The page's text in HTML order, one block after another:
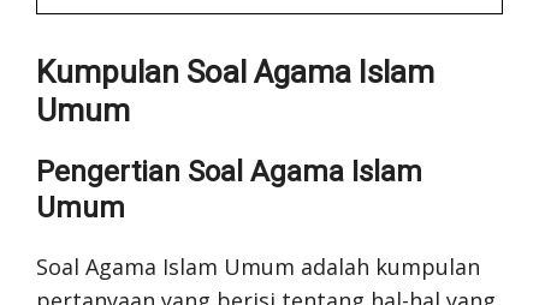
Kumpulan Soal Agama Islam
Umum
Pengertian Soal Agama Islam
Umum
Soal Agama Islam Umum adalah kumpulan